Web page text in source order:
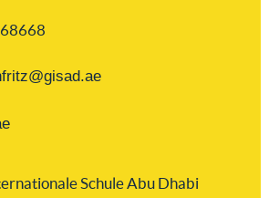
Schule Abu Dhabi